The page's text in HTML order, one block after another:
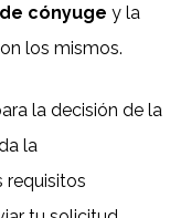
cónyuge y la
los mismos.
la decisión de la
la
requisitos